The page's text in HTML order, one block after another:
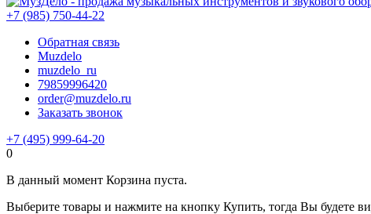
+7 (985) 750-44-22
Обратная связь
Muzdelo
muzdelo_ru
79859996420
order@muzdelo.ru
Заказать звонок
+7 (495) 999-64-20
0
В данный момент Корзина пуста.
Выберите товары и нажмите на кнопку Купить, тогда Вы будете